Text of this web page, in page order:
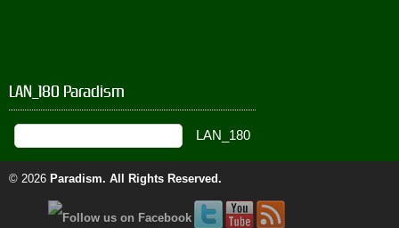
LAN_180 Paradism
© 2026 Paradism. All Rights Reserved.